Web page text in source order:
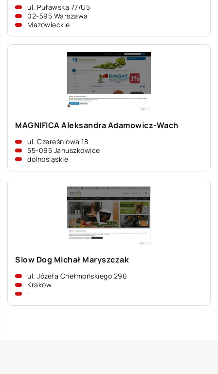
ul. Puławska 77/U5
02-595 Warszawa
Mazowieckie
MAGNIFICA Aleksandra Adamowicz-Wach
ul. Czereśniowa 18
55-095 Januszkowice
dolnośląskie
Slow Dog Michał Maryszczak
ul. Józefa Chełmońskiego 290
Kraków
-